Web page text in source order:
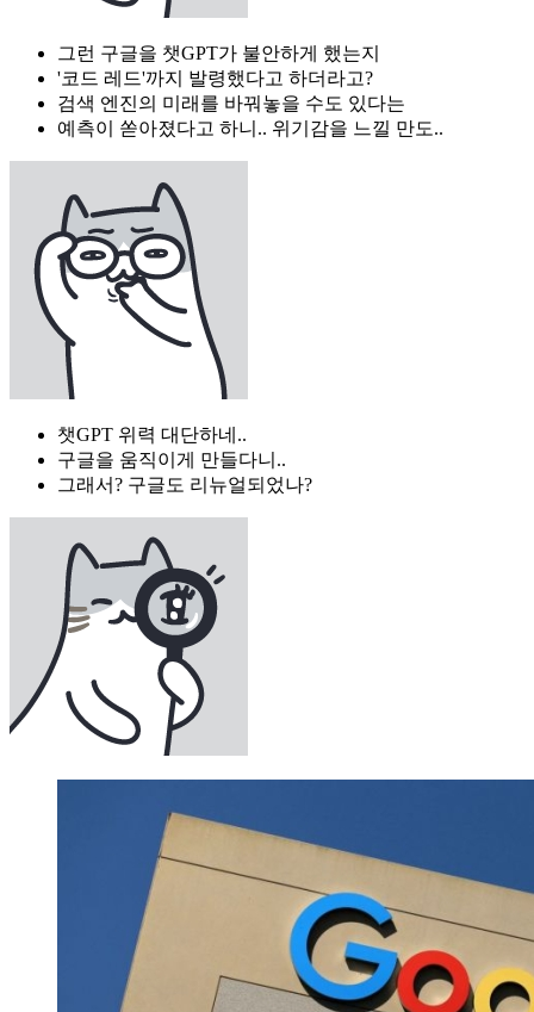
그런 구글을 챗GPT가 불안하게 했는지
'코드 레드'까지 발령했다고 하더라고?
검색 엔진의 미래를 바꿔놓을 수도 있다는
예측이 쏟아졌다고 하니.. 위기감을 느낄 만도..
챗GPT 위력 대단하네..
구글을 움직이게 만들다니..
그래서? 구글도 리뉴얼되었나?